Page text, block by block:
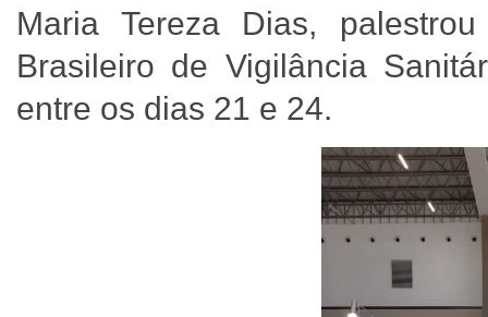
Maria Tereza Dias,
Brasileiro de Vigilância
entre os dias 21 e 24.